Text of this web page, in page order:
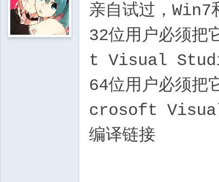
亲自试过，Win7
32位用户必须
t Visual
64位用户必须
crosoft Visual
编译链接